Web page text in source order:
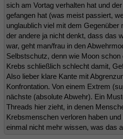
sich am Vortag verhalten hat und
gefangen hat (was meist passiert,
unglaublich viel mit dem
der andere ja nicht denkt, dass das
war, geht man/frau in den
Selbstschutz, denn wie Moon
Krebs schließlich schlecht damit,
Also lieber klare Kante mit
Konfrontation. Von einem Extrem
nächste (absolute Abwehr). Ein
Threads hier zieht, in denen
Krebsmenschen verloren haben
einmal nicht mehr wissen, was das